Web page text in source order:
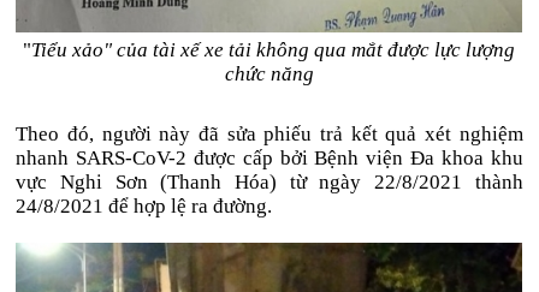
"Tiểu xảo" của tài xế xe tải không qua mắt được lực lượng
chức năng
Theo đó, người này đã sửa phiếu trả kết quả xét nghiệm
nhanh SARS-CoV-2 được cấp bởi Bệnh viện Đa khoa khu
vực Nghi Sơn (Thanh Hóa) từ ngày 22/8/2021 thành
24/8/2021 để hợp lệ ra đường.